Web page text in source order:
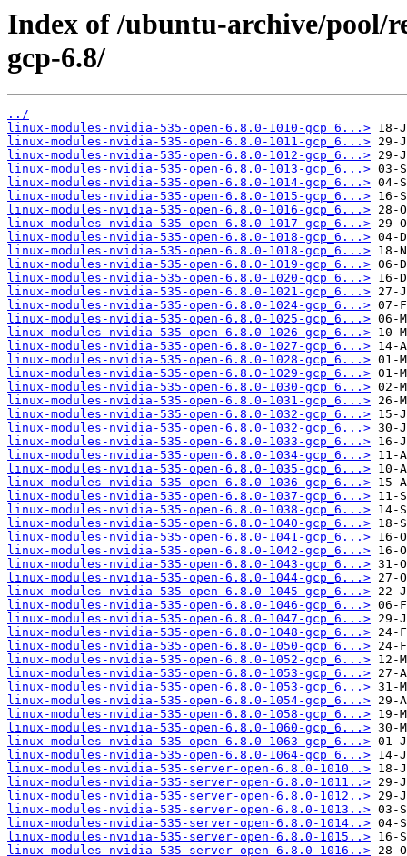
Index of /ubuntu-archive/pool/
gcp-6.8/
../
linux-modules-nvidia-535-open-6.8.0-1010-gcp_6...>
linux-modules-nvidia-535-open-6.8.0-1011-gcp_6...>
linux-modules-nvidia-535-open-6.8.0-1012-gcp_6...>
linux-modules-nvidia-535-open-6.8.0-1013-gcp_6...>
linux-modules-nvidia-535-open-6.8.0-1014-gcp_6...>
linux-modules-nvidia-535-open-6.8.0-1015-gcp_6...>
linux-modules-nvidia-535-open-6.8.0-1016-gcp_6...>
linux-modules-nvidia-535-open-6.8.0-1017-gcp_6...>
linux-modules-nvidia-535-open-6.8.0-1018-gcp_6...>
linux-modules-nvidia-535-open-6.8.0-1018-gcp_6...>
linux-modules-nvidia-535-open-6.8.0-1019-gcp_6...>
linux-modules-nvidia-535-open-6.8.0-1020-gcp_6...>
linux-modules-nvidia-535-open-6.8.0-1021-gcp_6...>
linux-modules-nvidia-535-open-6.8.0-1024-gcp_6...>
linux-modules-nvidia-535-open-6.8.0-1025-gcp_6...>
linux-modules-nvidia-535-open-6.8.0-1026-gcp_6...>
linux-modules-nvidia-535-open-6.8.0-1027-gcp_6...>
linux-modules-nvidia-535-open-6.8.0-1028-gcp_6...>
linux-modules-nvidia-535-open-6.8.0-1029-gcp_6...>
linux-modules-nvidia-535-open-6.8.0-1030-gcp_6...>
linux-modules-nvidia-535-open-6.8.0-1031-gcp_6...>
linux-modules-nvidia-535-open-6.8.0-1032-gcp_6...>
linux-modules-nvidia-535-open-6.8.0-1032-gcp_6...>
linux-modules-nvidia-535-open-6.8.0-1033-gcp_6...>
linux-modules-nvidia-535-open-6.8.0-1034-gcp_6...>
linux-modules-nvidia-535-open-6.8.0-1035-gcp_6...>
linux-modules-nvidia-535-open-6.8.0-1036-gcp_6...>
linux-modules-nvidia-535-open-6.8.0-1037-gcp_6...>
linux-modules-nvidia-535-open-6.8.0-1038-gcp_6...>
linux-modules-nvidia-535-open-6.8.0-1040-gcp_6...>
linux-modules-nvidia-535-open-6.8.0-1041-gcp_6...>
linux-modules-nvidia-535-open-6.8.0-1042-gcp_6...>
linux-modules-nvidia-535-open-6.8.0-1043-gcp_6...>
linux-modules-nvidia-535-open-6.8.0-1044-gcp_6...>
linux-modules-nvidia-535-open-6.8.0-1045-gcp_6...>
linux-modules-nvidia-535-open-6.8.0-1046-gcp_6...>
linux-modules-nvidia-535-open-6.8.0-1047-gcp_6...>
linux-modules-nvidia-535-open-6.8.0-1048-gcp_6...>
linux-modules-nvidia-535-open-6.8.0-1050-gcp_6...>
linux-modules-nvidia-535-open-6.8.0-1052-gcp_6...>
linux-modules-nvidia-535-open-6.8.0-1053-gcp_6...>
linux-modules-nvidia-535-open-6.8.0-1053-gcp_6...>
linux-modules-nvidia-535-open-6.8.0-1054-gcp_6...>
linux-modules-nvidia-535-open-6.8.0-1058-gcp_6...>
linux-modules-nvidia-535-open-6.8.0-1060-gcp_6...>
linux-modules-nvidia-535-open-6.8.0-1063-gcp_6...>
linux-modules-nvidia-535-open-6.8.0-1064-gcp_6...>
linux-modules-nvidia-535-server-open-6.8.0-1010..>
linux-modules-nvidia-535-server-open-6.8.0-1011..>
linux-modules-nvidia-535-server-open-6.8.0-1012..>
linux-modules-nvidia-535-server-open-6.8.0-1013..>
linux-modules-nvidia-535-server-open-6.8.0-1014..>
linux-modules-nvidia-535-server-open-6.8.0-1015..>
linux-modules-nvidia-535-server-open-6.8.0-1016..>